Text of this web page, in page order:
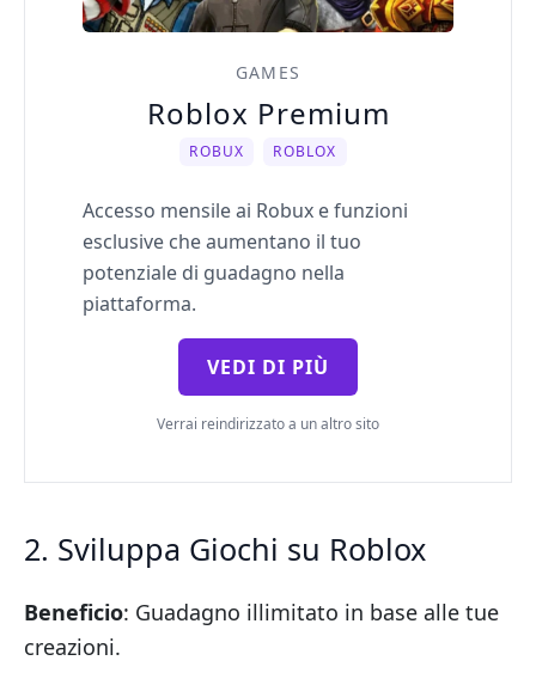
GAMES
Roblox Premium
ROBUX ROBLOX
Accesso mensile ai Robux e funzioni
esclusive che aumentano il tuo
potenziale di guadagno nella
piattaforma.
VEDI DI PIÙ
Verrai reindirizzato a un altro sito
2. Sviluppa Giochi su Roblox
Beneficio: Guadagno illimitato in base alle tue
creazioni.